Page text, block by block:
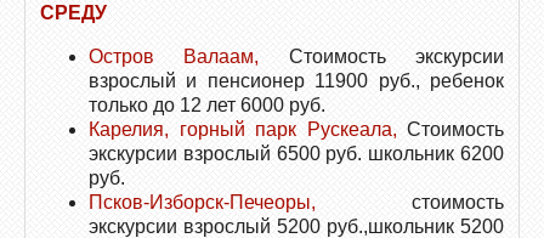
СРЕДУ
Остров Валаам, Стоимость экскурсии
взрослый и пенсионер 11900 руб., ребенок
только до 12 лет 6000 руб.
Карелия, горный парк Рускеала, Стоимость
экскурсии взрослый 6500 руб. школьник 6200
руб.
Псков-Изборск-Печеоры, стоимость
экскурсии взрослый 5200 руб.,школьник 5200